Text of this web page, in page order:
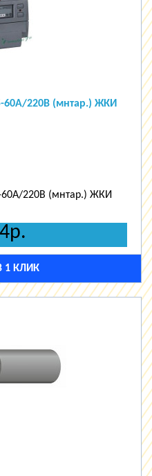
60А/220В (мнтар.) ЖКИ
60А/220В (мнтар.) ЖКИ
1 КЛИК